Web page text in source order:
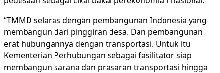
“TMMD selaras dengan pembangunan Indonesia yang
membangun dari pinggiran desa. Dan pembangunan
erat hubungannya dengan transportasi. Untuk itu
Kementerian Perhubungan sebagai fasilitator siap
membangun sarana dan prasaran transportasi hingga